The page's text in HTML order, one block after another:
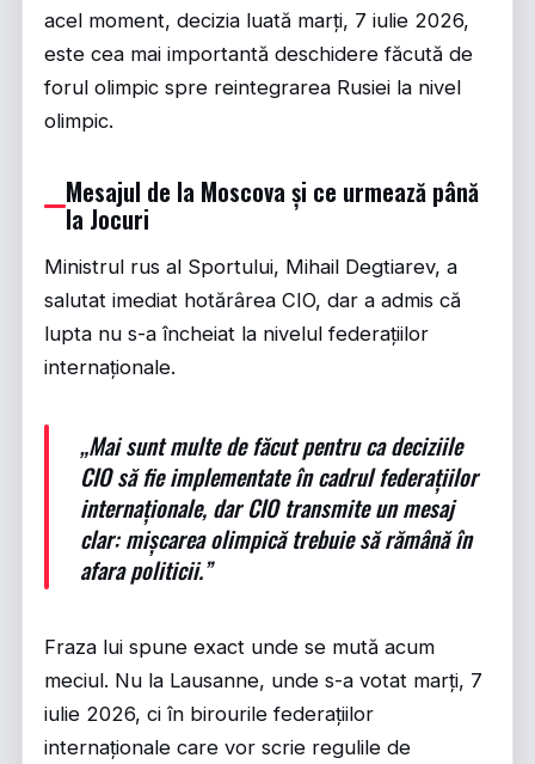
acel moment, decizia luată marți, 7 iulie 2026,
este cea mai importantă deschidere făcută de
forul olimpic spre reintegrarea Rusiei la nivel
olimpic.
Mesajul de la Moscova și ce urmează până
la Jocuri
Ministrul rus al Sportului, Mihail Degtiarev, a
salutat imediat hotărârea CIO, dar a admis că
lupta nu s-a încheiat la nivelul federațiilor
internaționale.
„Mai sunt multe de făcut pentru ca deciziile
CIO să fie implementate în cadrul federațiilor
internaționale, dar CIO transmite un mesaj
clar: mișcarea olimpică trebuie să rămână în
afara politicii.”
Fraza lui spune exact unde se mută acum
meciul. Nu la Lausanne, unde s-a votat marți, 7
iulie 2026, ci în birourile federațiilor
internaționale care vor scrie regulile de